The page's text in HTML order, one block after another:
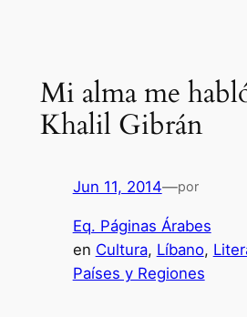
Mi alma me
Khalil Gibrán
Jun 11, 2014—por
Eq. Páginas Árabes
en Cultura, Líbano,
Países y Regiones